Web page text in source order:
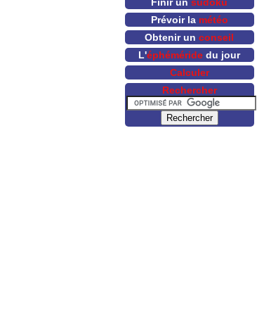
Prévoir la météo
Obtenir un conseil
L'éphéméride du jour
Calculer
Rechercher